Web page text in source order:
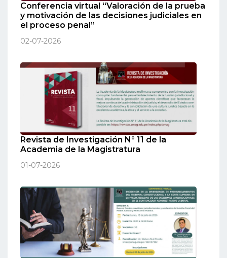
Conferencia virtual “Valoración de la prueba
y motivación de las decisiones judiciales en
el proceso penal”
02-07-2026
Revista de Investigación N° 11 de la
Academia de la Magistratura
01-07-2026